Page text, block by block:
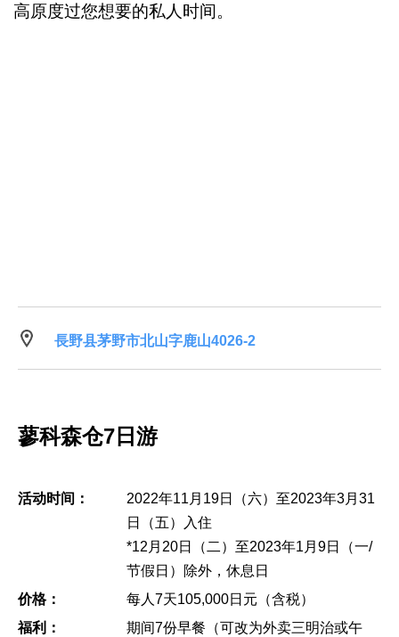
高原度过您想要的私人时间。
⻑野县茅野市北山字⿅山4026-2
蓼科森仓7日游
活动时间：
2022年11月19日（六）至2023年3月31
日（五）入住
*12月20日（二）至2023年1月9日（一/
节假日）除外，休息日
价格：
每人7天105,000日元（含税）
福利：
期间7份早餐（可改为外卖三明治或午